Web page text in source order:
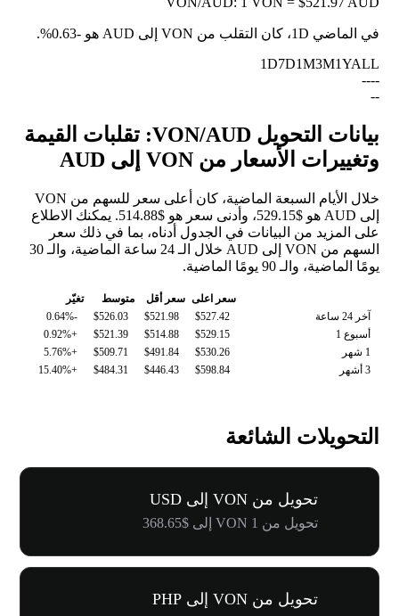
في الماضي 1D، كان التقلب من VON إلى AUD هو -0.63%
.
1D7D1M3M1YALL
--
--
--
بيانات التحويل VON/AUD: تقلبات القيمة
وتغييرات الأسعار من VON إلى AUD
خلال الأيام السبعة الماضية، كان أعلى سعر للسهم من VON
إلى AUD هو $529.15، وأدنى سعر هو $514.88. يمكنك الاطلاع
على المزيد من البيانات في الجدول أدناه، بما في ذلك سعر
السهم من VON إلى AUD خلال الـ 24 ساعة الماضية، والـ 30
يومًا الماضية، والـ 90 يومًا الماضية.
سعر اعلى سعر أقل متوسط
تغيّر
آخر 24 ساعة
$527.42
$521.98
$526.03
-0.64%
أسبوع 1
$529.15
$514.88
$521.39
+0.92%
1 شهر
$530.26
$491.84
$509.71
+5.76%
3 أشهر
$598.84
$446.43
$484.31
+15.40%
التحويلات الشائعة
تحويل من VON إلى USD
تحويل من 1 VON إلى $368.65
تحويل من VON إلى PHP